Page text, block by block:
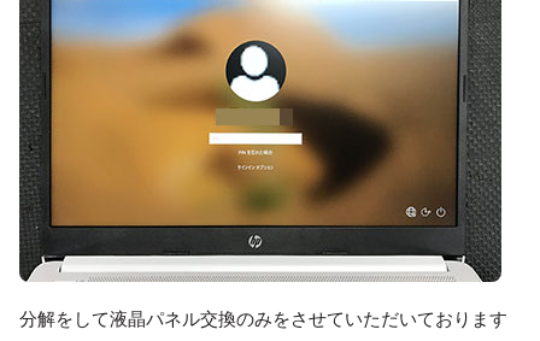
分解をして液晶パネル交換のみをさせていただいております